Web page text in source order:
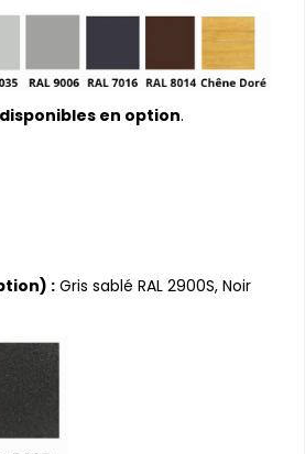
en option.
: Gris sablé RAL 2900S, Noir